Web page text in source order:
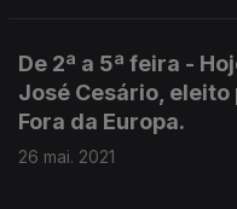
De 2ª a 5ª feira -
José Cesário, eleito
Fora da Europa.
26 mai. 2021